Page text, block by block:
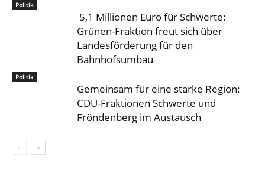
Politik
5,1 Millionen Euro für Schwerte:
Grünen-Fraktion freut sich über
Landesförderung für den
Bahnhofsumbau
Politik
Gemeinsam für eine starke Region:
CDU-Fraktionen Schwerte und
Fröndenberg im Austausch